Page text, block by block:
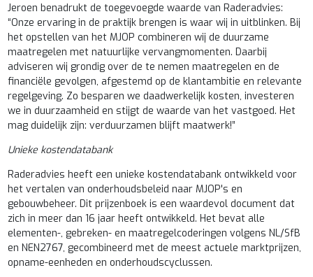
Jeroen benadrukt de toegevoegde waarde van Raderadvies:
“Onze ervaring in de praktijk brengen is waar wij in uitblinken. Bij
het opstellen van het MJOP combineren wij de duurzame
maatregelen met natuurlijke vervangmomenten. Daarbij
adviseren wij grondig over de te nemen maatregelen en de
financiële gevolgen, afgestemd op de klantambitie en relevante
regelgeving. Zo besparen we daadwerkelijk kosten, investeren
we in duurzaamheid en stijgt de waarde van het vastgoed. Het
mag duidelijk zijn: verduurzamen blijft maatwerk!”
Unieke kostendatabank
Raderadvies heeft een unieke kostendatabank ontwikkeld voor
het vertalen van onderhoudsbeleid naar MJOP's en
gebouwbeheer. Dit prijzenboek is een waardevol document dat
zich in meer dan 16 jaar heeft ontwikkeld. Het bevat alle
elementen-, gebreken- en maatregelcoderingen volgens NL/SfB
en NEN2767, gecombineerd met de meest actuele marktprijzen,
opname-eenheden en onderhoudscyclussen.